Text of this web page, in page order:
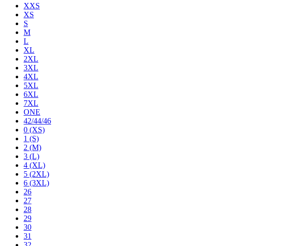
XXS
XS
S
M
L
XL
2XL
3XL
4XL
5XL
6XL
7XL
ONE
42/44/46
0 (XS)
1 (S)
2 (M)
3 (L)
4 (XL)
5 (2XL)
6 (3XL)
26
27
28
29
30
31